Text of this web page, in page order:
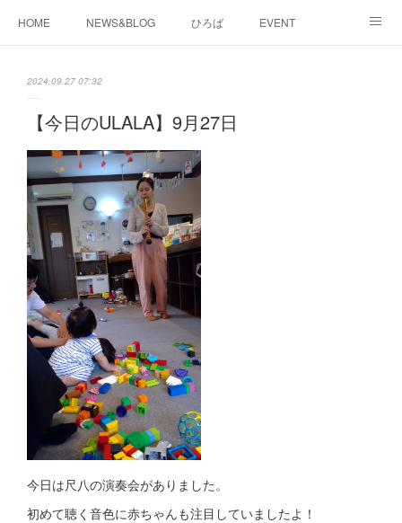
HOME NEWS&BLOG ひろば EVENT
2024.09.27 07:32
【今日のULALA】9月27日
今日は尺八の演奏会がありました。
初めて聴く音色に赤ちゃんも注目していましたよ！